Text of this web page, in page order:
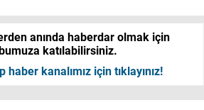
anında haberdar olmak için
katılabilirsiniz.
kanalımız için tıklayınız!